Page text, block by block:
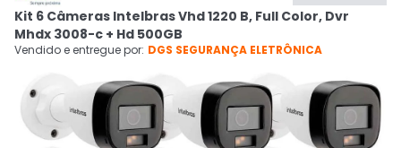
Cupons
Ativar tradutor em libras
CADASTRE-SE
Kit 6 Câmeras Intelbras Vhd 1220 B, Full Color, Dvr
Mhdx 3008-c + Hd 500GB
Vendido e entregue por: DGS SEGURANÇA ELETRÔNICA